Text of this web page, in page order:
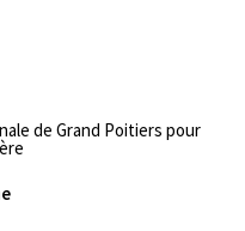
de Grand Poitiers pour